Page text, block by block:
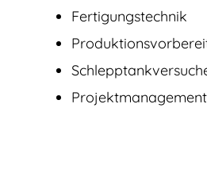
Fertigungstechnik
Projektmanagement